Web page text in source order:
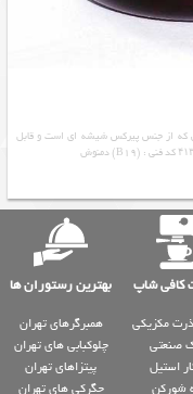
که از جنس پیرکس شیشه ای است و قابل
کافی شاپ بهترین رستوران ها
مکزیکی
صنعتی
استیل
شورکن
همبرگرهای تهران
چلوکبابی های تهران
پیتزاهای تهران
جگرکی های تهران